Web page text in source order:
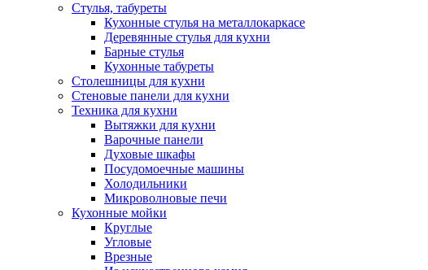
Стулья, табуреты
Кухонные стулья на металлокаркасе
Деревянные стулья для кухни
Барные стулья
Кухонные табуреты
Столешницы для кухни
Стеновые панели для кухни
Техника для кухни
Вытяжки для кухни
Варочные панели
Духовые шкафы
Посудомоечные машины
Холодильники
Микроволновые печи
Кухонные мойки
Круглые
Угловые
Врезные